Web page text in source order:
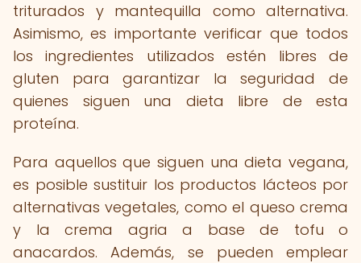
triturados y mantequilla como alternativa.
Asimismo, es importante verificar que todos
los ingredientes utilizados estén libres de
gluten para garantizar la seguridad de
quienes siguen una dieta libre de esta
proteína.
Para aquellos que siguen una dieta vegana,
es posible sustituir los productos lácteos por
alternativas vegetales, como el queso crema
y la crema agria a base de tofu o
anacardos. Además, se pueden emplear